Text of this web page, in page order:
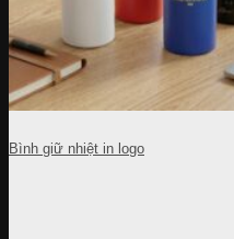
Bình giữ nhiệt in logo